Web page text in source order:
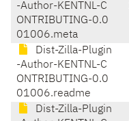
-Author-KENTNL-C
ONTRIBUTING-0.0
01006.meta
Dist-Zilla-Plugin
-Author-KENTNL-C
ONTRIBUTING-0.0
01006.readme
Dist-Zilla-Plugin